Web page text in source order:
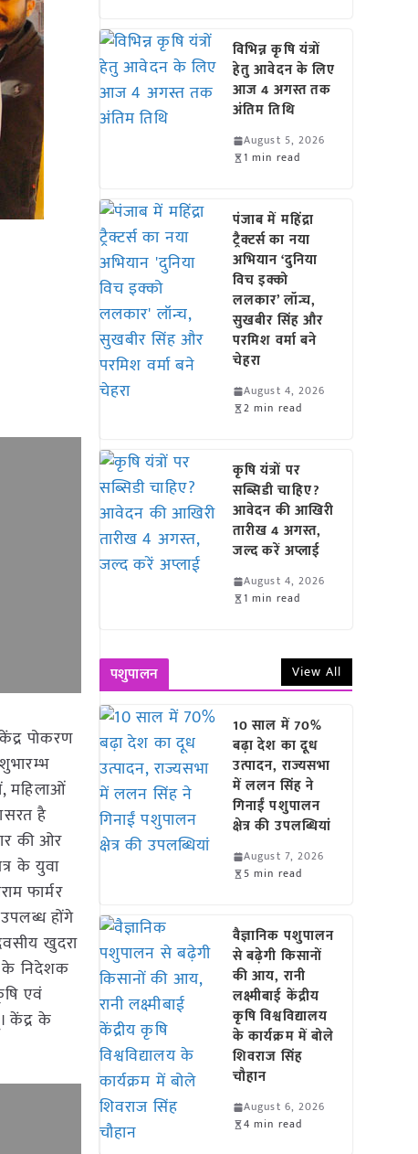
पोकरण
महिलाओं
है
की ओर
के युवा
फार्मर
होंगे
खुदरा
के निदेशक
एवं
केंद्र के
विभिन्न कृषि यंत्रों
हेतु आवेदन के लिए
आज 4 अगस्त तक
अंतिम तिथि
August 5, 2026
1 min read
पंजाब में महिंद्रा
ट्रैक्टर्स का नया
अभियान ‘दुनिया
विच इक्को
ललकार’ लॉन्च,
सुखबीर सिंह और
परमिश वर्मा बने
चेहरा
August 4, 2026
2 min read
कृषि यंत्रों पर
सब्सिडी चाहिए?
आवेदन की आखिरी
तारीख 4 अगस्त,
जल्द करें अप्लाई
August 4, 2026
1 min read
पशुपालन View All
10 साल में 70%
बढ़ा देश का दूध
उत्पादन, राज्यसभा
में ललन सिंह ने
गिनाईं पशुपालन
क्षेत्र की उपलब्धियां
August 7, 2026
5 min read
वैज्ञानिक पशुपालन
से बढ़ेगी किसानों
की आय, रानी
लक्ष्मीबाई केंद्रीय
कृषि विश्वविद्यालय
के कार्यक्रम में बोले
शिवराज सिंह
चौहान
August 6, 2026
4 min read